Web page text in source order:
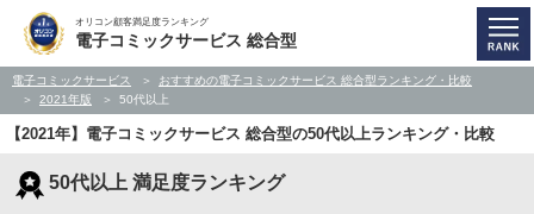
オリコン顧客満足度ランキング
電子コミックサービス 総合型
電子コミックサービス
おすすめの電子コミックサービス 総合型ランキング・比較
2021年版
50代以上
【2021年】電子コミックサービス 総合型の50代以上ランキング・比較
50代以上 満足度ランキング